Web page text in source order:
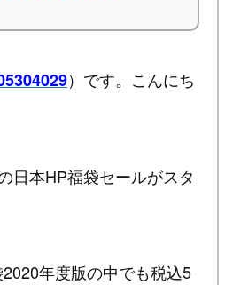
）です。こんにち
日本HP福袋セールがスタ
年度版の中でも税込5